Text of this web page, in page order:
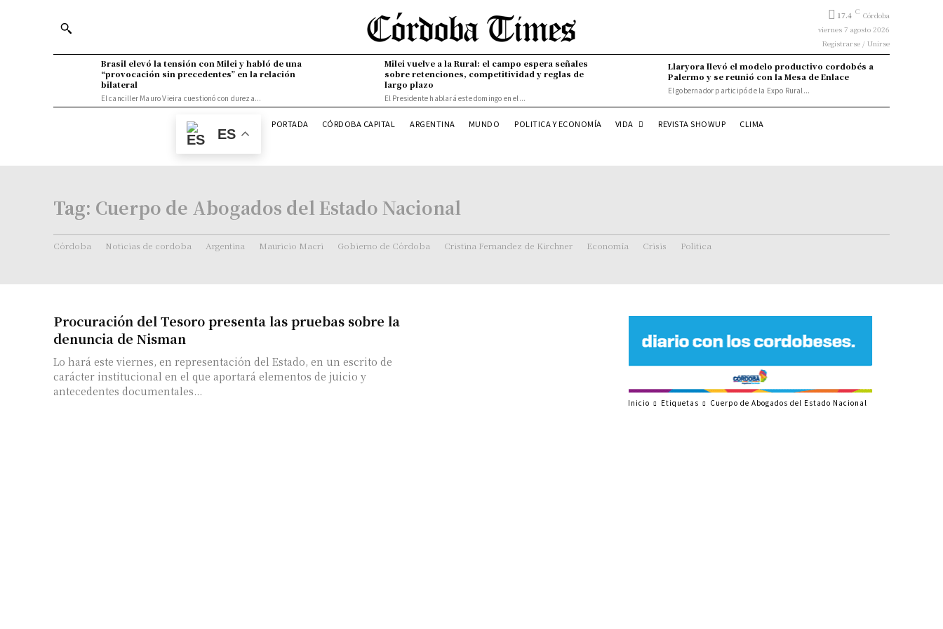
17.4 C Córdoba
viernes 7 agosto 2026
Registrarse / Unirse
Brasil elevó la tensión con Milei y habló de una
“provocación sin precedentes” en la relación
bilateral
El canciller Mauro Vieira cuestionó con dureza...
Milei vuelve a la Rural: el campo espera señales
sobre retenciones, competitividad y reglas de
largo plazo
El Presidente hablará este domingo en el...
Llaryora llevó el modelo productivo cordobés a
Palermo y se reunió con la Mesa de Enlace
El gobernador participó de la Expo Rural...
ES
PORTADA CÓRDOBA CAPITAL ARGENTINA MUNDO POLITICA Y ECONOMÍA VIDA REVISTA SHOWUP CLIMA
Tag: Cuerpo de Abogados del Estado Nacional
Córdoba Noticias de cordoba Argentina Mauricio Macri Gobierno de Córdoba Cristina Fernandez de Kirchner Economía Crisis Politica
Procuración del Tesoro presenta las pruebas sobre la
denuncia de Nisman
Lo hará este viernes, en representación del Estado, en un escrito de
carácter institucional en el que aportará elementos de juicio y
antecedentes documentales...
Inicio Etiquetas Cuerpo de Abogados del Estado Nacional